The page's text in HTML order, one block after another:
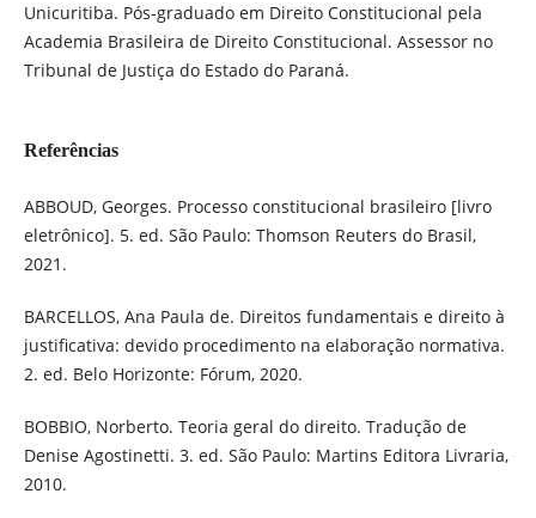
Unicuritiba. Pós-graduado em Direito Constitucional pela
Academia Brasileira de Direito Constitucional. Assessor no
Tribunal de Justiça do Estado do Paraná.
Referências
ABBOUD, Georges. Processo constitucional brasileiro [livro
eletrônico]. 5. ed. São Paulo: Thomson Reuters do Brasil,
2021.
BARCELLOS, Ana Paula de. Direitos fundamentais e direito à
justificativa: devido procedimento na elaboração normativa.
2. ed. Belo Horizonte: Fórum, 2020.
BOBBIO, Norberto. Teoria geral do direito. Tradução de
Denise Agostinetti. 3. ed. São Paulo: Martins Editora Livraria,
2010.